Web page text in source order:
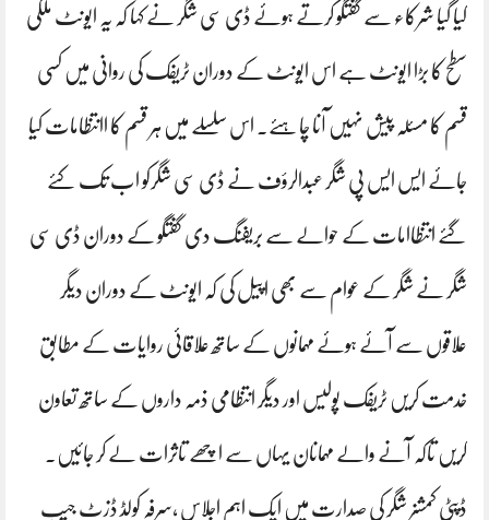
کیا گیا شرکاء سے گفتگو کرتے ہوئے ڈی سی شگر نے کہا کہ یہ ایونٹ ملکی
سطح کا بڑا ایونٹ ہے اس ایونٹ کے دوران ٹریفک کی روانی میں کسی
قسم کا مسئلہ پیش نہیں آنا چاہئے۔ اس سلسلے میں ہر قسم کا اانتظامات کیا
جائے ایس ایس پی شگر عبدالرؤف نے ڈی سی شگرکو اب تک کئے
گئے انتظاامات کے حوالے سے بریفنگ دی گفتگو کے دوران ڈی سی
شگر نے شگر کے عوام سے بھی اپیل کی کہ ایونٹ کے دوران دیگر
علاقوں سے آئے ہوئے مہمانوں کے ساتھ علاقائی روایات کے مطابق
خدمت کریں ٹریفک پولیس اور دیگر انتظامی ذمہ داروں کے ساتھ تعاون
کریں تاکہ آنے والے مہمانان یہاں سے اچھے تاثرات لے کر جائیں۔
ڈپٹی کمشنر شگر کی صدارت میں ایک اہم اجلاس ،سرفہ کولڈ ڈزٹ جیب